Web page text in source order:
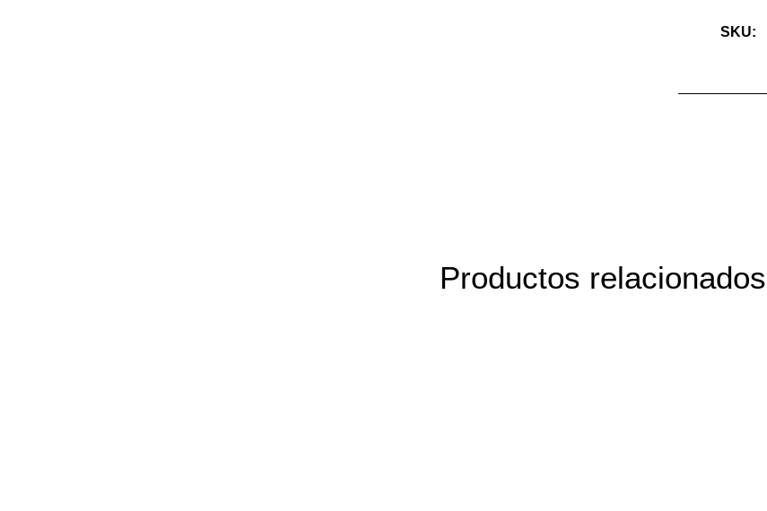
SKU:
Productos relacionados